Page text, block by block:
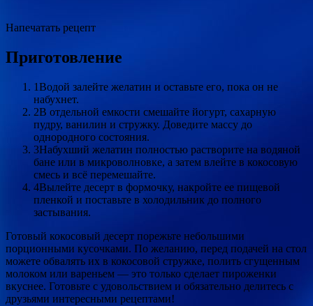
Напечатать рецепт
Приготовление
1Водой залейте желатин и оставьте его, пока он не
набухнет.
2В отдельной емкости смешайте йогурт, сахарную
пудру, ванилин и стружку. Доведите массу до
однородного состояния.
3Набухший желатин полностью растворите на водяной
бане или в микроволновке, а затем влейте в кокосовую
смесь и всё перемешайте.
4Вылейте десерт в формочку, накройте ее пищевой
пленкой и поставьте в холодильник до полного
застывания.
Готовый кокосовый десерт порежьте небольшими
порционными кусочками. По желанию, перед подачей на стол
можете обвалять их в кокосовой стружке, полить сгущенным
молоком или вареньем — это только сделает пироженки
вкуснее. Готовьте с удовольствием и обязательно делитесь с
друзьями интересными рецептами!